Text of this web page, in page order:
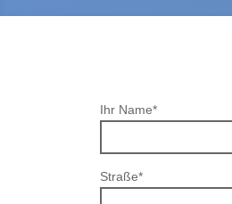
Ihr Name*
Straße*